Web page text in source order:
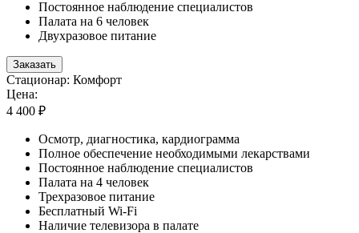
Постоянное наблюдение специалистов
Палата на 6 человек
Двухразовое питание
Заказать
Стационар: Комфорт
Цена:
4 400 ₽
Осмотр, диагностика, кардиограмма
Полное обеспечение необходимыми лекарствами
Постоянное наблюдение специалистов
Палата на 4 человек
Трехразовое питание
Бесплатный Wi-Fi
Наличие телевизора в палате